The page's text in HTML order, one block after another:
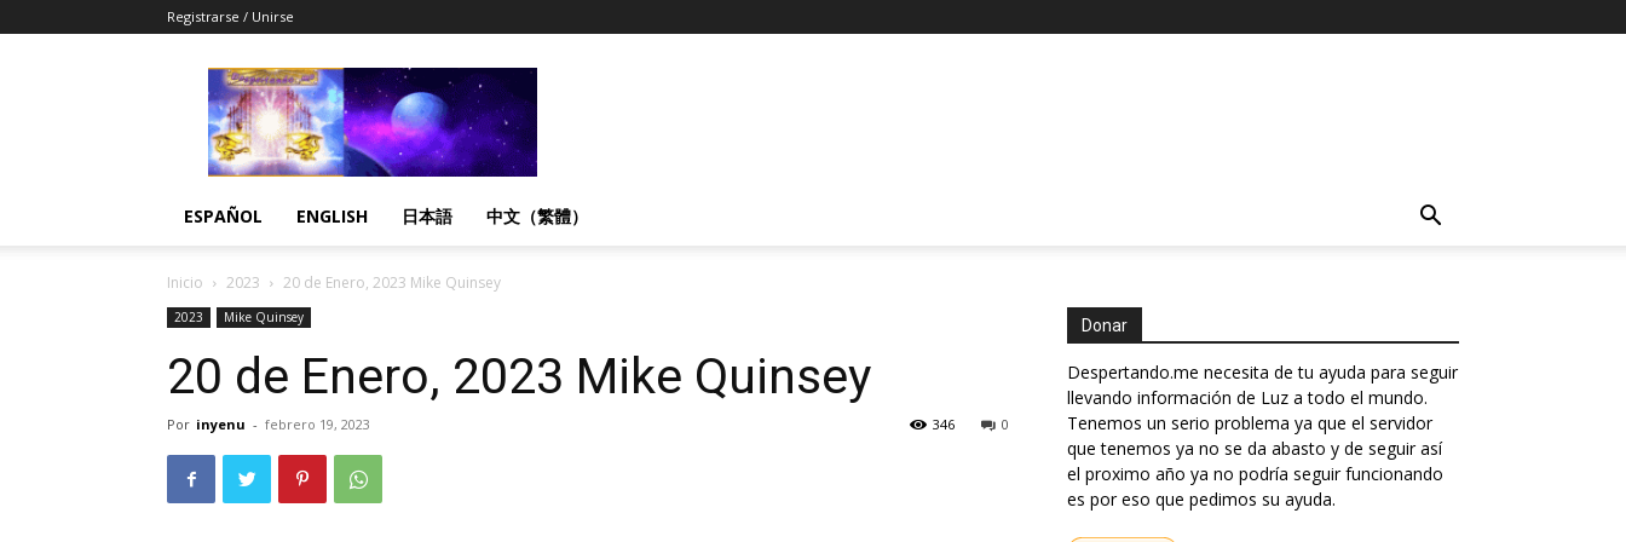
Registrarse / Unirse
Despertandome
Español
ESPAÑOL ENGLISH 日本語 中文（繁體）
Inicio 2023 20 de Enero, 2023 Mike Quinsey
2023 Mike Quinsey
20 de Enero, 2023 Mike Quinsey
Por inyenu - febrero 19, 2023 0
346
Donar
Despertando.me necesita de tu ayuda para seguir
llevando información de Luz a todo el mundo.
Tenemos un serio problema ya que el servidor
que tenemos ya no se da abasto y de seguir así
el proximo año ya no podría seguir funcionando
es por eso que pedimos su ayuda.